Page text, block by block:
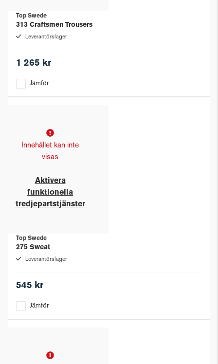
Top Swede
313 Craftsmen Trousers
Leverantörslager
1 265 kr
Jämför
Innehållet kan inte
visas
Aktivera
funktionella
tredjepartstjänster
Top Swede
275 Sweat
Leverantörslager
545 kr
Jämför